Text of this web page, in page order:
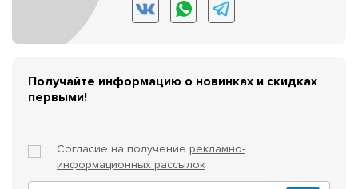
Получайте информацию о новинках и скидках
первыми!
Согласие на получение рекламно-
информационных рассылок